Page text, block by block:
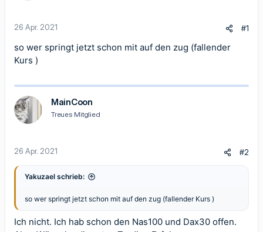
26 Apr. 2021 #1
so wer springt jetzt schon mit auf den zug (fallender
Kurs )
MainCoon
Treues Mitglied
26 Apr. 2021 #2
Yakuzael schrieb:
so wer springt jetzt schon mit auf den zug (fallender Kurs )
Ich nicht. Ich hab schon den Nas100 und Dax30 offen.